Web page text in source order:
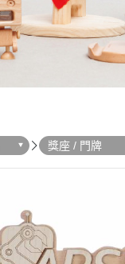
獎座 / 門牌